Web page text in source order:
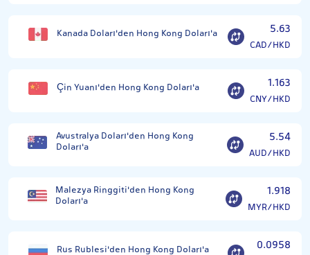
Kanada Doları'den Hong Kong Doları'a 5.63
CAD/HKD
Çin Yuanı'den Hong Kong Doları'a 1.163
CNY/HKD
Avustralya Doları'den Hong Kong
Doları'a
5.54
AUD/HKD
Malezya Ringgiti'den Hong Kong
Doları'a
1.918
MYR/HKD
Rus Rublesi'den Hong Kong Doları'a 0.0958